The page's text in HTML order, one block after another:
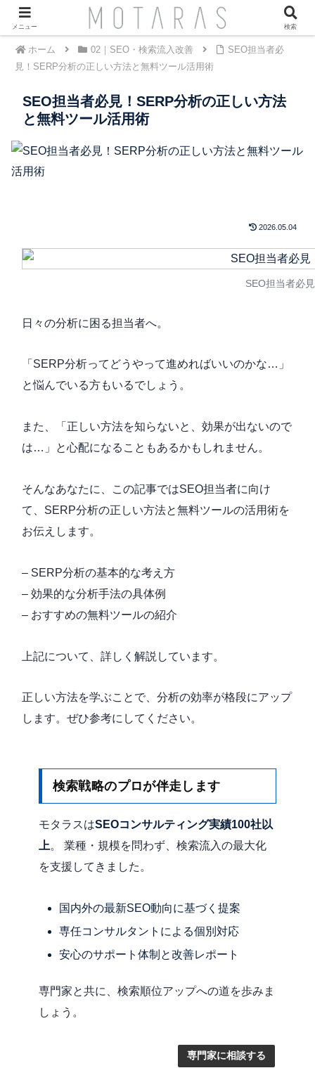
ホーム 02｜SEO・検索流入改善
SEO担当者必
見！SERP分析の正しい方法と無料ツール活用術
SEO担当者必見！SERP分析の正しい方法
と無料ツール活用術
2026.05.04
SEO担当者必
日々の分析に困る担当者へ。
「SERP分析ってどうやって進めればいいのかな…」
と悩んでいる方もいるでしょう。
また、「正しい方法を知らないと、効果が出ないので
は…」と心配になることもあるかもしれません。
そんなあなたに、この記事ではSEO担当者に向け
て、SERP分析の正しい方法と無料ツールの活用術を
お伝えします。
– SERP分析の基本的な考え方
– 効果的な分析手法の具体例
– おすすめの無料ツールの紹介
上記について、詳しく解説しています。
正しい方法を学ぶことで、分析の効率が格段にアップ
します。ぜひ参考にしてください。
検索戦略のプロが伴走します
モタラスはSEOコンサルティング実績100社以
上。 業種・規模を問わず、検索流入の最大化
を支援してきました。
国内外の最新SEO動向に基づく提案
専任コンサルタントによる個別対応
安心のサポート体制と改善レポート
専門家と共に、検索順位アップへの道を歩みま
しょう。
専門家に相談する
メニュー 検索